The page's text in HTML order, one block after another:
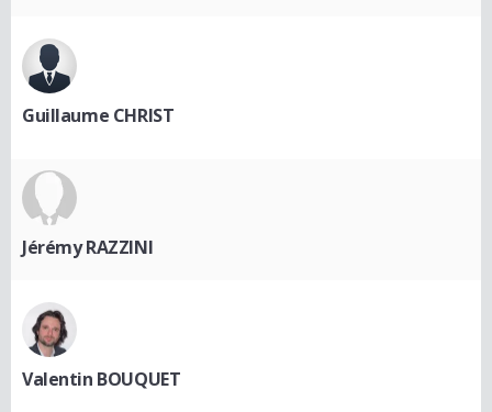
Guillaume CHRIST
Jérémy RAZZINI
Valentin BOUQUET